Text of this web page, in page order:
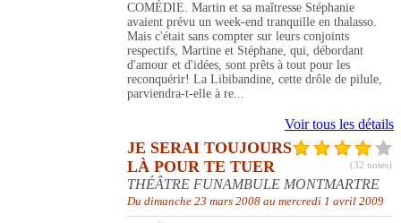
COMÉDIE. Martin et sa maîtresse Stéphanie
avaient prévu un week-end tranquille en thalasso.
Mais c'était sans compter sur leurs conjoints
respectifs, Martine et Stéphane, qui, débordant
d'amour et d'idées, sont prêts à tout pour les
reconquérir! La Libibandine, cette drôle de pilule,
parviendra-t-elle à re...
Voir tous les détails
(32 notes)
JE SERAI TOUJOURS
LÀ POUR TE TUER
THÉÂTRE FUNAMBULE MONTMARTRE
Du dimanche 23 mars 2008 au mercredi 1 avril 2009